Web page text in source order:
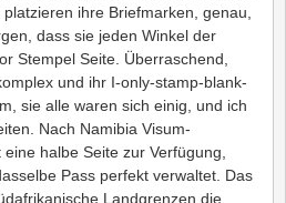
ihre Briefmarken, genau,
dass sie jeden Winkel der
Stempel Seite. Überraschend,
und ihr I-only-stamp-blank-
sie alle waren sich einig, und ich
Nach Namibia Visum-
halbe Seite zur Verfügung,
Pass perfekt verwaltet. Das
Landgrenzen die